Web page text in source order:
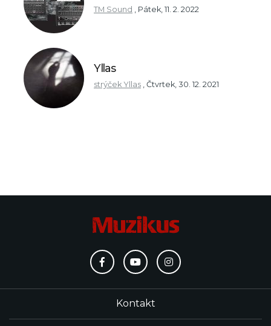
TM Sound , Pátek, 11. 2. 2022
Yllas
strýček Yllas , Čtvrtek, 30. 12. 2021
Kontakt